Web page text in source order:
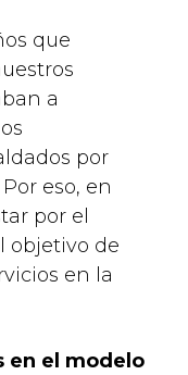
que
a
por
eso, en
por el
objetivo de
en la
en el modelo